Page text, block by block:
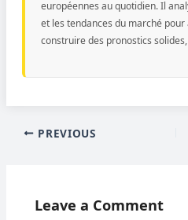
européennes au quotidien. Il
et les tendances du marché
construire des pronostics
PREVIOUS
Leave a Comment